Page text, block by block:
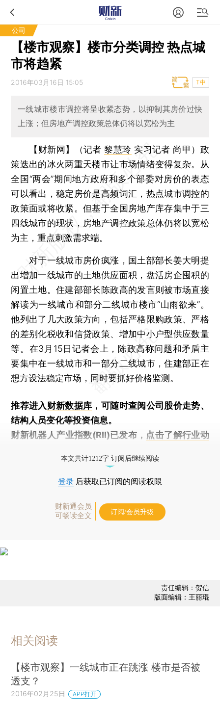
公司
【楼市观察】楼市分类调控 热点城
市将趋紧
2016年03月16日 15:05 T中
一线城市楼市调控将呈收紧态势，以抑制其房价过快
上涨；但房地产调控政策总体仍将以宽松为主
【财新网】（记者黎慧玲 实习记者 尚甲） 政
策迭出的冰火两重天楼市让市场情绪变得复杂。从
全国“两会”期间地方政府和多个部委对房价的表态
可以看出，稳定房价是高频词汇，热点城市调控的
政策面或将收紧。但基于全国房地产库存集中于三
四线城市的现状，房地产调控政策总体仍将以宽松
为主，重点刺激需求端。
对于一线城市房价疯涨，国土部部长姜大明提
出增加一线城市的土地供应面积，盘活房企囤积的
闲置土地。住建部部长陈政高的发言则被市场直接
解读为一线城市和部分二线城市楼市“山雨欲来”。
他列出了几大政策方向，包括严格限购政策、严格
的差别化税收和信贷政策、增加中小户型供应数量
等。在3月15日记者会上，陈政高称问题和矛盾主
要集中在一线城市和一部分二线城市，住建部正在
想方设法稳定市场，同时要抓好价格监测。
推荐进入财新数据库 ，可随时查阅公司股价走势、
结构人员变化等投资信息。
财新机器人产业指数(RII)已发布， 点击了解行业动
本文共计1212字 订阅后继续阅读
登录 后获取已订阅的阅读权限
财新通会员
可畅读全文
订阅/会员升级
责任编辑：贺信
版面编辑：王丽琨
相关阅读
【楼市观察】一线城市正在跳涨 楼市是否被
透支？
2016年02月25日 APP打开